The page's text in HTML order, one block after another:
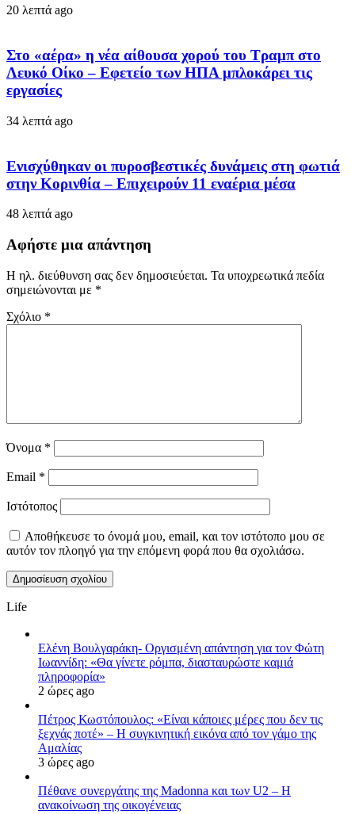
20 λεπτά ago
Στο «αέρα» η νέα αίθουσα χορού του Τραμπ στο
Λευκό Οίκο – Εφετείο των ΗΠΑ μπλοκάρει τις
εργασίες
34 λεπτά ago
Ενισχύθηκαν οι πυροσβεστικές δυνάμεις στη φωτιά
στην Κορινθία – Επιχειρούν 11 εναέρια μέσα
48 λεπτά ago
Αφήστε μια απάντηση
Η ηλ. διεύθυνση σας δεν δημοσιεύεται. Τα υποχρεωτικά πεδία
σημειώνονται με *
Σχόλιο *
Όνομα *
Email *
Ιστότοπος
Αποθήκευσε το όνομά μου, email, και τον ιστότοπο μου σε
αυτόν τον πλοηγό για την επόμενη φορά που θα σχολιάσω.
Life
Ελένη Βουλγαράκη- Οργισμένη απάντηση για τον Φώτη
Ιωαννίδη: «Θα γίνετε ρόμπα, διασταυρώστε καμιά
πληροφορία»
2 ώρες ago
Πέτρος Κωστόπουλος: «Είναι κάποιες μέρες που δεν τις
ξεχνάς ποτέ» – Η συγκινητική εικόνα από τον γάμο της
Αμαλίας
3 ώρες ago
Πέθανε συνεργάτης της Madonna και των U2 – Η
ανακοίνωση της οικογένειας